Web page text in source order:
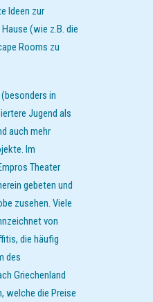
Ideen zur
(wie z.B. die
Rooms zu
in
Jugend als
auch mehr
Im
Theater
gebeten und
zusehen. Viele
von
die häufig
des
Griechenland
welche die Preise